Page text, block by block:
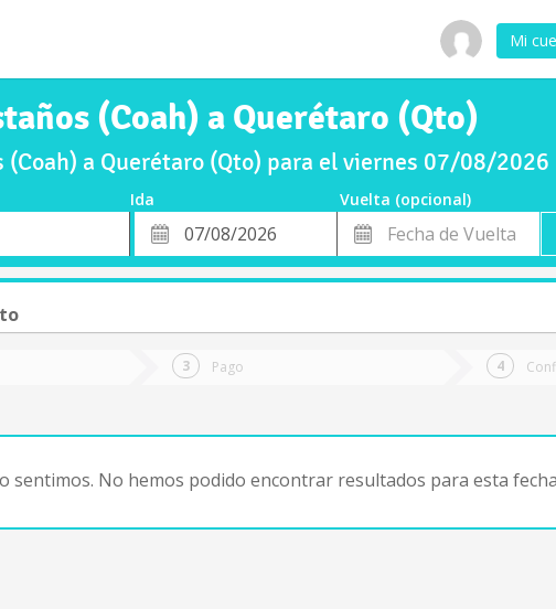
Mi
(Coah) a Querétaro (Qto)
(Coah) a Querétaro (Qto) para el viernes 07/08/2026
Ida
Vuelta (opcional)
Fecha
de
Fecha
de
Vuelta
Pago
sentimos. No hemos podido encontrar resultados para esta